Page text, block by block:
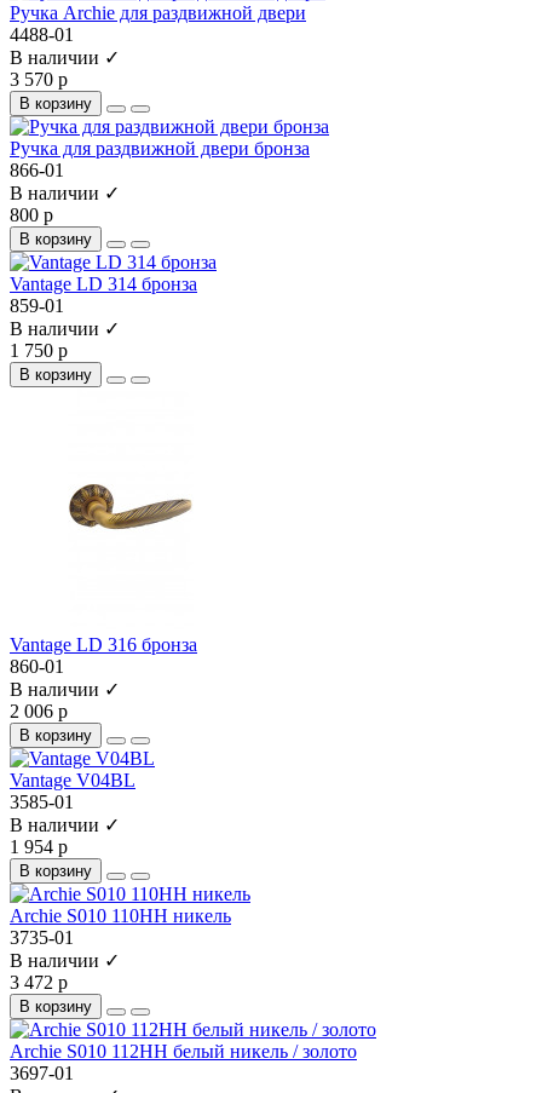
Ручка Archie для раздвижной двери
4488-01
В наличии ✓
3 570 р
В корзину
Ручка для раздвижной двери бронза
866-01
В наличии ✓
800 р
В корзину
Vantage LD 314 бронза
859-01
В наличии ✓
1 750 р
В корзину
Vantage LD 316 бронза
860-01
В наличии ✓
2 006 р
В корзину
Vantage V04BL
3585-01
В наличии ✓
1 954 р
В корзину
Archie S010 110HH никель
3735-01
В наличии ✓
3 472 р
В корзину
Archie S010 112HH белый никель / золото
3697-01